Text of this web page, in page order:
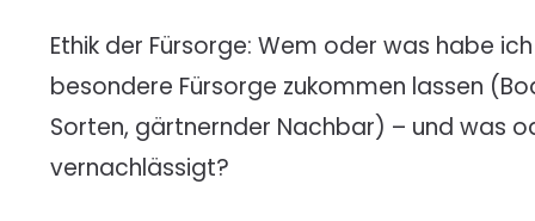
Ethik der Fürsorge: Wem oder was habe
besondere Fürsorge zukommen lassen
Sorten, gärtnernder Nachbar) – und was
vernachlässigt?